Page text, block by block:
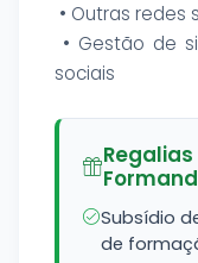
• Outras redes
• Gestão de
sociais
Subsídio
de